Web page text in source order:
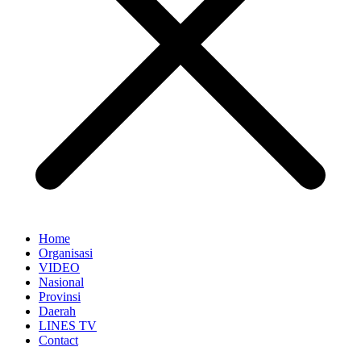
Home
Organisasi
VIDEO
Nasional
Provinsi
Daerah
LINES TV
Contact